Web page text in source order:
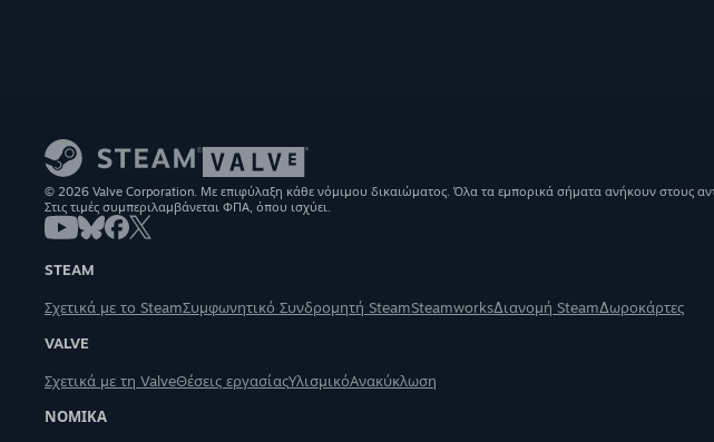
© 2026 Valve Corporation. Με επιφύλαξη κάθε νόμιμου δικαιώματος. Όλα τα εμπορικά σήματα ανήκουν στους
Στις τιμές συμπεριλαμβάνεται ΦΠΑ, όπου ισχύει.
STEAM
Σχετικά με το SteamΣυμφωνητικό Συνδρομητή SteamSteamworksΔιανομή SteamΔωροκάρτες
VALVE
Σχετικά με τη ValveΘέσεις εργασίαςΥλισμικόΑνακύκλωση
ΝΟΜΙΚΑ